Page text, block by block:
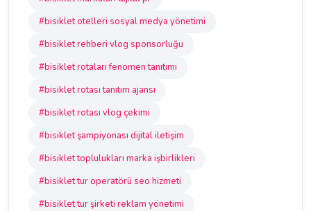
#bisiklet otelleri sosyal medya yönetimi
#bisiklet rehberi vlog sponsorluğu
#bisiklet rotaları fenomen tanıtımı
#bisiklet rotası tanıtım ajansı
#bisiklet rotası vlog çekimi
#bisiklet şampiyonası dijital iletişim
#bisiklet toplulukları marka işbirlikleri
#bisiklet tur operatörü seo hizmeti
#bisiklet tur şirketi reklam yönetimi